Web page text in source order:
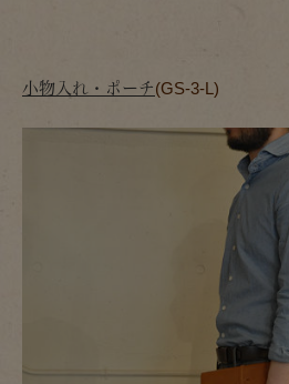
小物入れ・ポーチ(GS-3-L)